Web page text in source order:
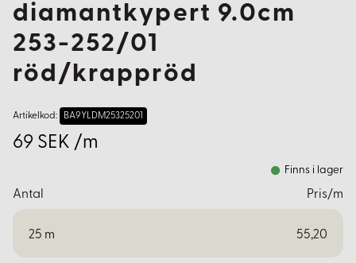
diamantkypert 9.0cm
253-252/01
röd/krappröd
Artikelkod: BA9YLDM25325201
69 SEK /m
Finns i lager
Antal Pris/m
25 m 55,20